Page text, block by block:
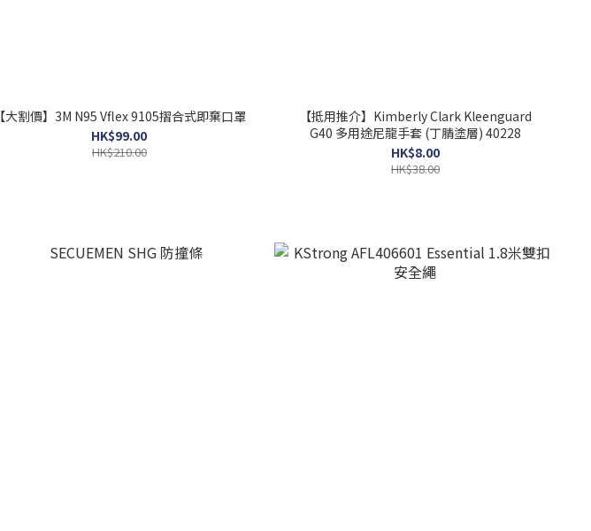
【大割價】3M N95 Vflex 9105摺合式即棄口罩
HK$99.00
HK$210.00
【抵用推介】Kimberly Clark Kleenguard
G40 多用途尼龍手套 (丁腈塗層) 40228
HK$8.00
HK$38.00